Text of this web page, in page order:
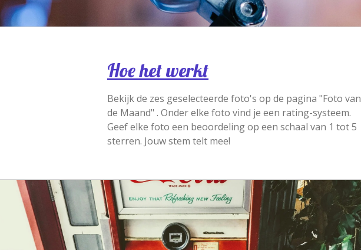
Hoe het werkt
Bekijk de zes geselecteerde foto's op de pagina "Foto van
de Maand" . Onder elke foto vind je een rating-systeem.
Geef elke foto een beoordeling op een schaal van 1 tot 5
sterren. Jouw stem telt mee!